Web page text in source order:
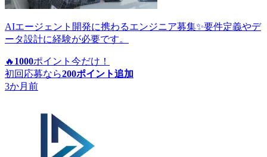
AIエージェント開発に携わるエンジニア募集✨要件定義やデ
ータ設計に経験が必要です。
🔥 1000ポイント 今だけ！
初回応募なら200ポイント追加
3か月前